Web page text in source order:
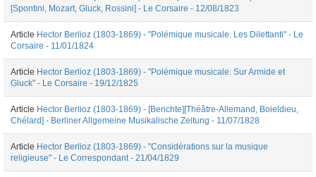
[Spontini, Mozart, Gluck, Rossini] - Le Corsaire - 12/08/1823
Article Hector Berlioz (1803-1869) - "Polémique musicale. Les Dilettanti" - Le
Corsaire - 11/01/1824
Article Hector Berlioz (1803-1869) - "Polémique musicale. Sur Armide et
Gluck" - Le Corsaire - 19/12/1825
Article Hector Berlioz (1803-1869) - [Berichte][Théâtre-Allemand, Boieldieu,
Chélard] - Berliner Allgemeine Musikalische Zeitung - 11/07/1828
Article Hector Berlioz (1803-1869) - "Considérations sur la musique
religieuse" - Le Correspondant - 21/04/1829